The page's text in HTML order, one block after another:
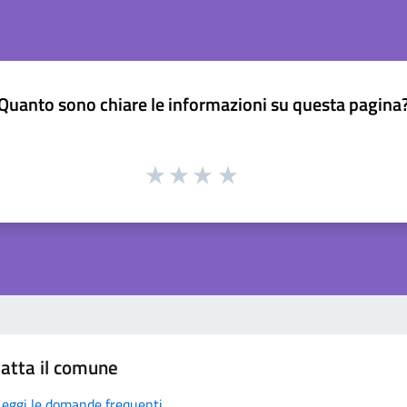
sono chiare le informazioni su questa
il comune